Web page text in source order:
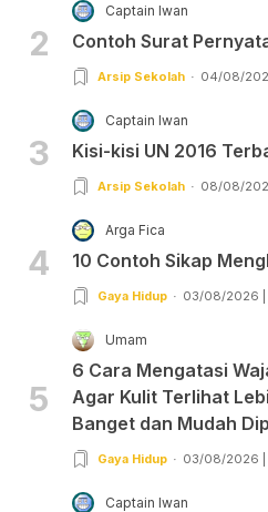
2
Captain Iwan
Contoh Surat
Arsip Sekolah 04/08/
3
Captain Iwan
Kisi-kisi UN 2016
Arsip Sekolah 08/08/
4
Arga Fica
10 Contoh Sikap
Gaya Hidup 03/08/2026 |
5
Umam
6 Cara Mengatasi
Agar Kulit Terlihat
Banget dan Mudah
Gaya Hidup 03/08/2026 |
Captain Iwan